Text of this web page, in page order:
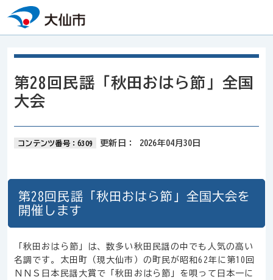
本文へスキップ
第28回民謡「秋田おはら節」全国
大会
コンテンツ番号：6309 更新日： 2026年04月30日
第28回民謡「秋田おはら節」全国大会を
開催します
「秋田おはら節」は、数多い秋田民謡の中でも人気の高い
名調です。太田町（現大仙市）の町民が昭和62年に第10回
ＮＮＳ日本民謡大賞で「秋田おはら節」を唄って日本一に